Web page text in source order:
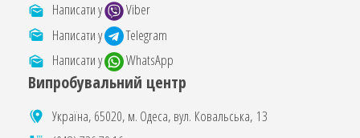
Написати у
Viber
Написати у
Telegram
Написати у
WhatsApp
Випробувальний центр
Україна, 65020, м. Одеса, вул. Ковальська, 13